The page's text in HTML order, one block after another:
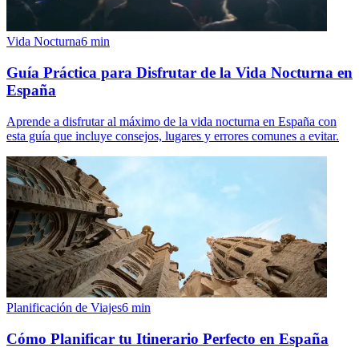
Vida Nocturna6 min
Guía Práctica para Disfrutar de la Vida Nocturna en
España
Aprende a disfrutar al máximo de la vida nocturna en España con
esta guía que incluye consejos, lugares y errores comunes a evitar.
Planificación de Viajes6 min
Cómo Planificar tu Itinerario Perfecto en España